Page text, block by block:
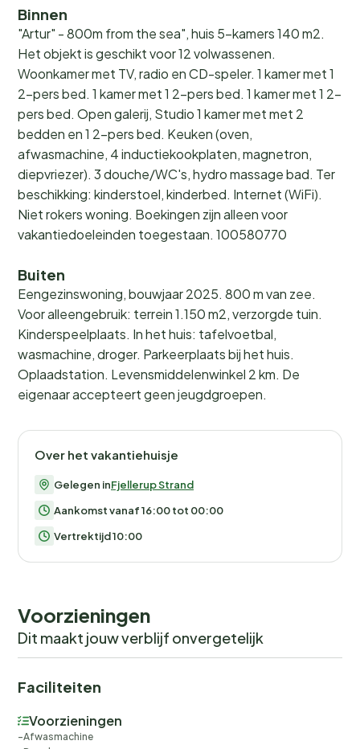
Binnen
"Artur" - 800m from the sea", huis 5-kamers 140 m2.
Het objekt is geschikt voor 12 volwassenen.
Woonkamer met TV, radio en CD-speler. 1 kamer met 1
2-pers bed. 1 kamer met 1 2-pers bed. 1 kamer met 1 2-
pers bed. Open galerij, Studio 1 kamer met met 2
bedden en 1 2-pers bed. Keuken (oven,
afwasmachine, 4 inductiekookplaten, magnetron,
diepvriezer). 3 douche/WC's, hydro massage bad. Ter
beschikking: kinderstoel, kinderbed. Internet (WiFi).
Niet rokers woning. Boekingen zijn alleen voor
vakantiedoeleinden toegestaan. 100580770
Buiten
Eengezinswoning, bouwjaar 2025. 800 m van zee.
Voor alleengebruik: terrein 1.150 m2, verzorgde tuin.
Kinderspeelplaats. In het huis: tafelvoetbal,
wasmachine, droger. Parkeerplaats bij het huis.
Oplaadstation. Levensmiddelenwinkel 2 km. De
eigenaar accepteert geen jeugdgroepen.
Over het vakantiehuisje
Gelegen inFjellerup Strand
Aankomst vanaf 16:00 tot 00:00
Vertrektijd 10:00
Voorzieningen
Dit maakt jouw verblijf onvergetelijk
Faciliteiten
Voorzieningen
Afwasmachine